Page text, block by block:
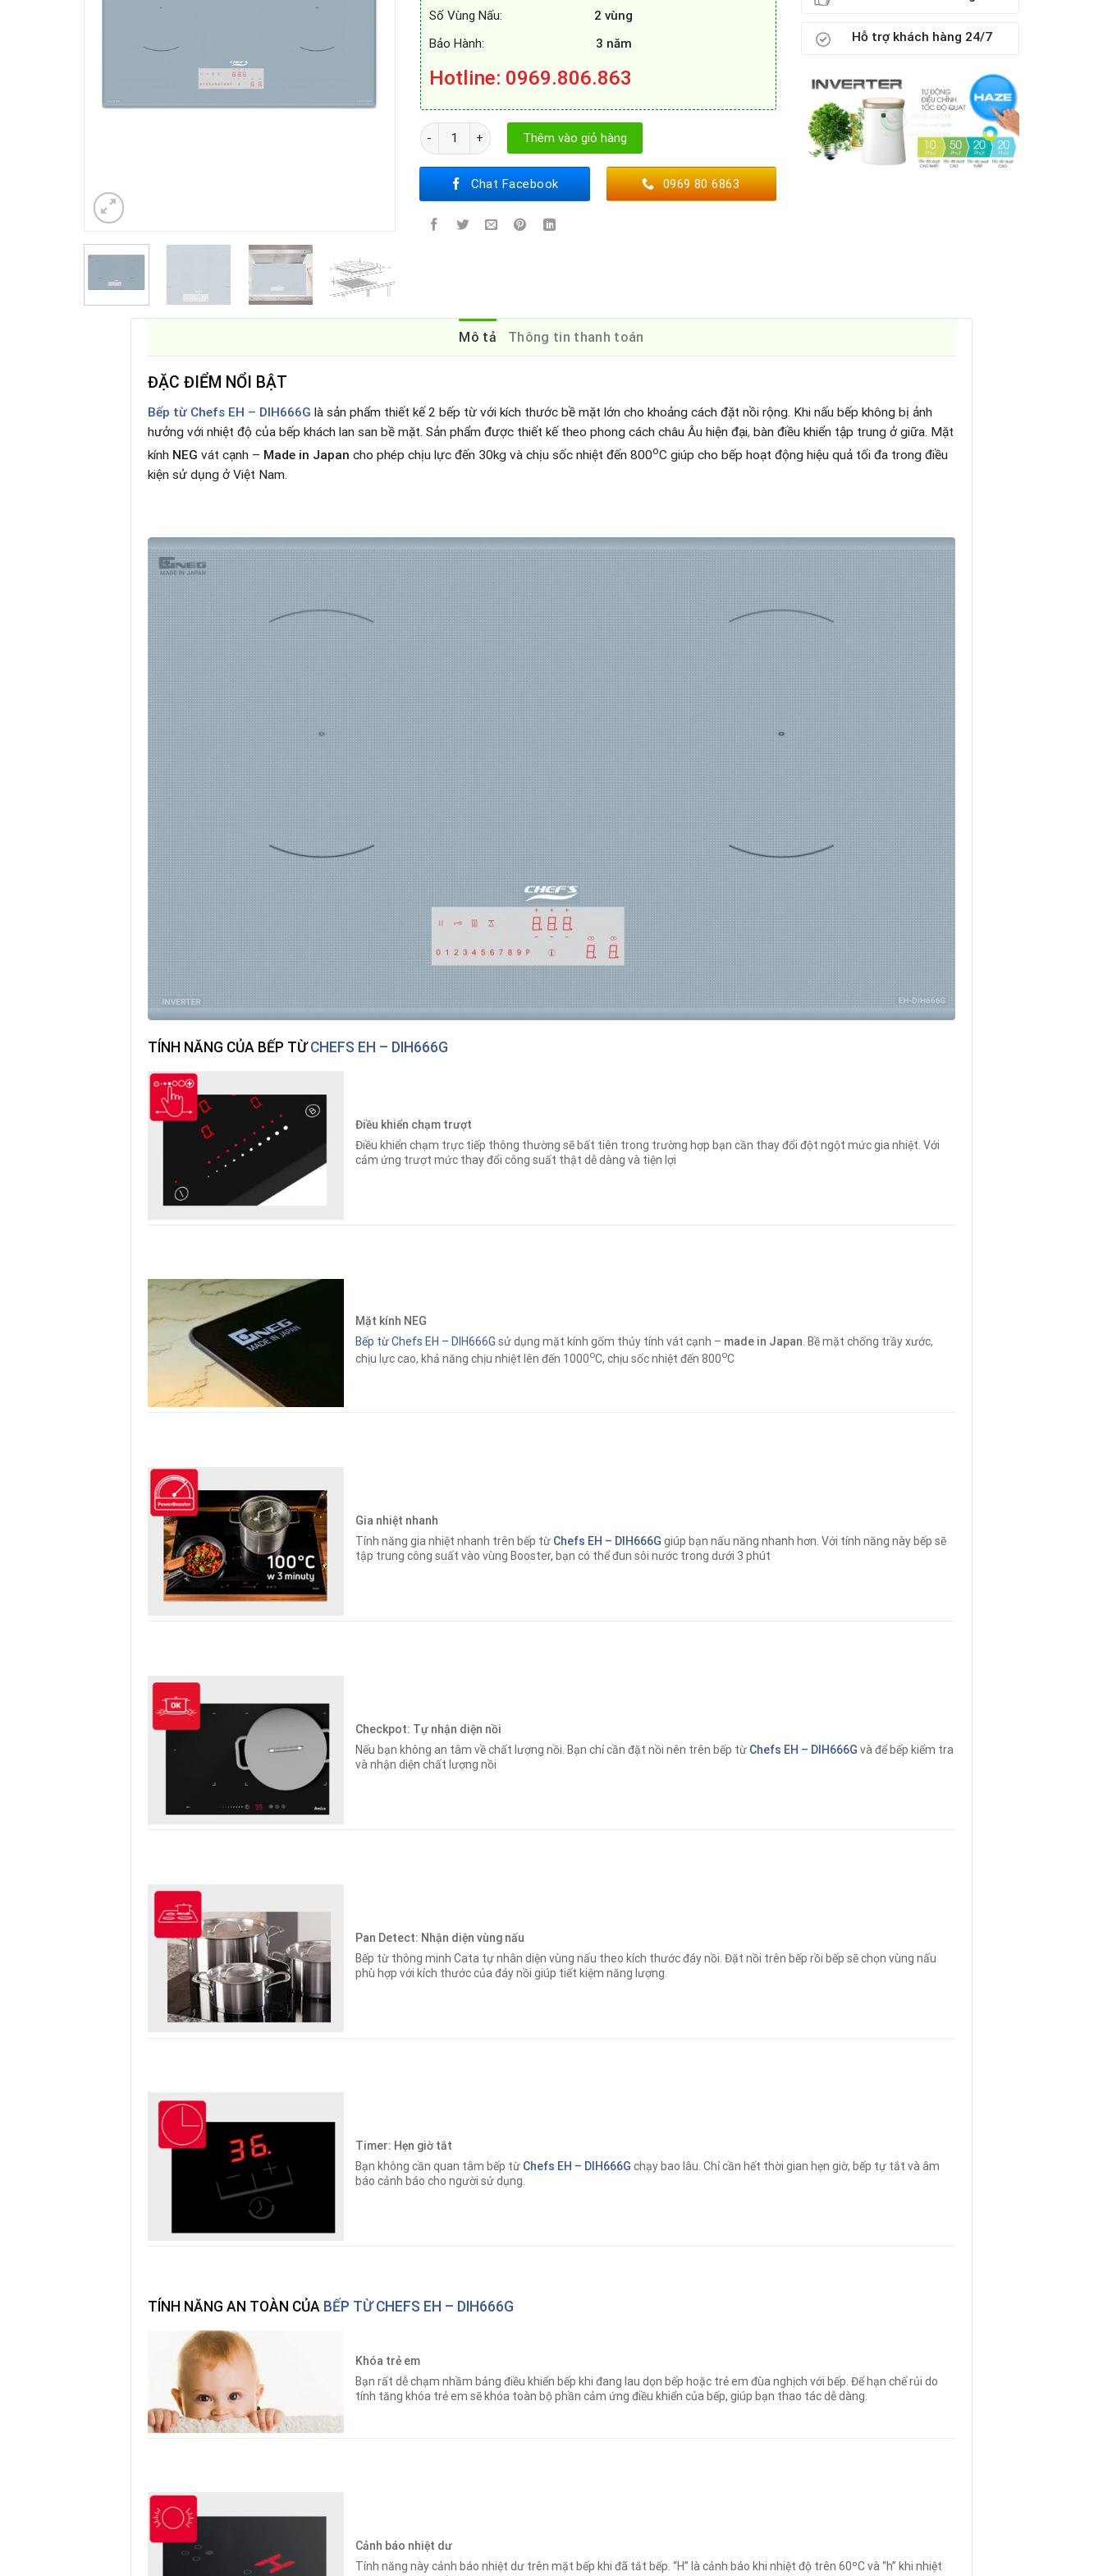
Số Vùng Nấu: 2 vùng
Bảo Hành: 3 năm
Hotline: 0969.806.863
BẾP TỪ CHEFS EH - DIH666G số lượng
Thêm vào giỏ hàng
Chat Facebook 0969 80 6863
Hỗ trợ khách hàng 24/7
Mô tả Thông tin thanh toán
ĐẶC ĐIỂM NỔI BẬT
Bếp từ Chefs EH – DIH666G là sản phẩm thiết kế 2 bếp từ với kích thước bề mặt lớn cho khoảng cách đặt nồi rộng. Khi nấu bếp không bị ảnh
hưởng với nhiệt độ của bếp khách lan san bề mặt. Sản phẩm được thiết kế theo phong cách châu Âu hiện đại, bàn điều khiển tập trung ở giữa. Mặt
kính NEG vát cạnh – Made in Japan cho phép chịu lực đến 30kg và chịu sốc nhiệt đến 800oC giúp cho bếp hoạt động hiệu quả tối đa trong điều
kiện sử dụng ở Việt Nam.
TÍNH NĂNG CỦA BẾP TỪCHEFS EH – DIH666G
Điều khiển chạm trượt
Điều khiển chạm trực tiếp thông thường sẽ bất tiên trong trường hợp bạn cần thay đổi đột ngột mức gia nhiệt. Với
cảm ứng trượt mức thay đổi công suất thật dễ dàng và tiện lợi
Mặt kính NEG
Bếp từ Chefs EH – DIH666G sử dụng mặt kính gốm thủy tính vát cạnh – made in Japan. Bề mặt chống trầy xước,
chịu lực cao, khả năng chịu nhiệt lên đến 1000oC, chịu sốc nhiệt đến 800oC
Gia nhiệt nhanh
Tính năng gia nhiệt nhanh trên bếp từ Chefs EH – DIH666G giúp bạn nấu năng nhanh hơn Với tính năng này bếp sẽ
tập trung công suất vào vùng Booster, bạn có thể đun sôi nước trong dưới 3 phút
Checkpot: Tự nhận diện nồi
Nếu bạn không an tâm về chất lượng nồi. Bạn chỉ cần đặt nồi nên trên bếp từ Chefs EH – DIH666G và để bếp kiểm tra
và nhận diện chất lượng nồi
Pan Detect: Nhận diện vùng nấu
Bếp từ thông minh Cata tự nhân diện vùng nấu theo kích thước đáy nồi Đặt nồi trên bếp rồi bếp sẽ chọn vùng nấu
phù hợp với kích thước của đáy nồi giúp tiết kiệm năng lượng.
Timer: Hẹn giờ tắt
Bạn không cần quan tâm bếp từ Chefs EH – DIH666G chạy bao lâu. Chỉ cần hết thời gian hẹn giờ, bếp tự tắt và âm
báo cảnh báo cho người sử dụng.
TÍNH NĂNG AN TOÀN CỦA BẾP TỪ CHEFS EH – DIH666G
Khóa trẻ em
Bạn rất dễ chạm nhầm bảng điều khiển bếp khi đang lau dọn bếp hoặc trẻ em đùa nghịch với bếp. Để hạn chế rủi do
tính tăng khóa trẻ em sẽ khóa toàn bộ phần cảm ứng điều khiển của bếp, giúp bạn thao tác dễ dàng.
Cảnh báo nhiệt dư
Tính năng này cảnh báo nhiệt dư trên mặt bếp khi đã tắt bếp. “H” là cảnh báo khi nhiệt độ trên 60ºC và “h” khi nhiệt